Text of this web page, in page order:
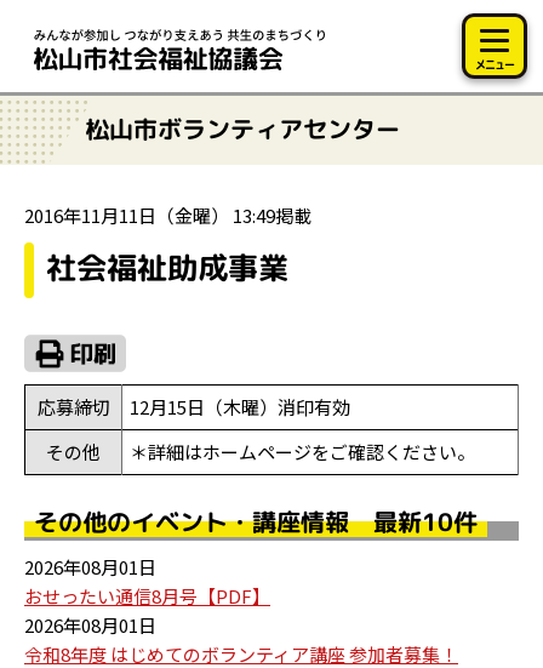
メニュー
松山市ボランティアセンター
2016年11月11日（金曜） 13:49掲載
社会福祉助成事業
応募締切
12月15日（木曜）消印有効
その他
＊詳細はホームページをご確認ください。
その他のイベント・講座情報 最新10件
2026年08月01日
おせったい通信8月号【PDF】
2026年08月01日
令和8年度 はじめてのボランティア講座 参加者募集！